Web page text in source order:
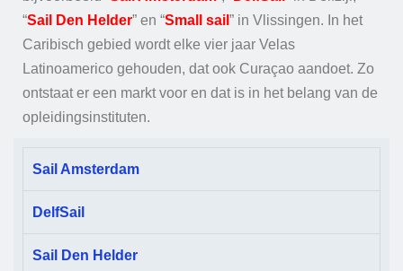
“Sail Den Helder” en “Small sail ” in Vlissingen. In het
Caribisch gebied wordt elke vier jaar Velas
Latinoamerico gehouden, dat ook Curaçao aandoet. Zo
ontstaat er een markt voor en dat is in het belang van de
opleidingsinstituten.
Sail Amsterdam
DelfSail
Sail Den Helder